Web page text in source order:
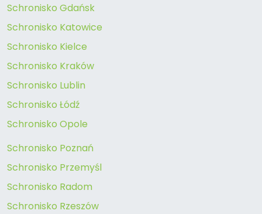
Schronisko Gdańsk
Schronisko Katowice
Schronisko Kielce
Schronisko Kraków
Schronisko Lublin
Schronisko Łódź
Schronisko Opole
Schronisko Poznań
Schronisko Przemyśl
Schronisko Radom
Schronisko Rzeszów